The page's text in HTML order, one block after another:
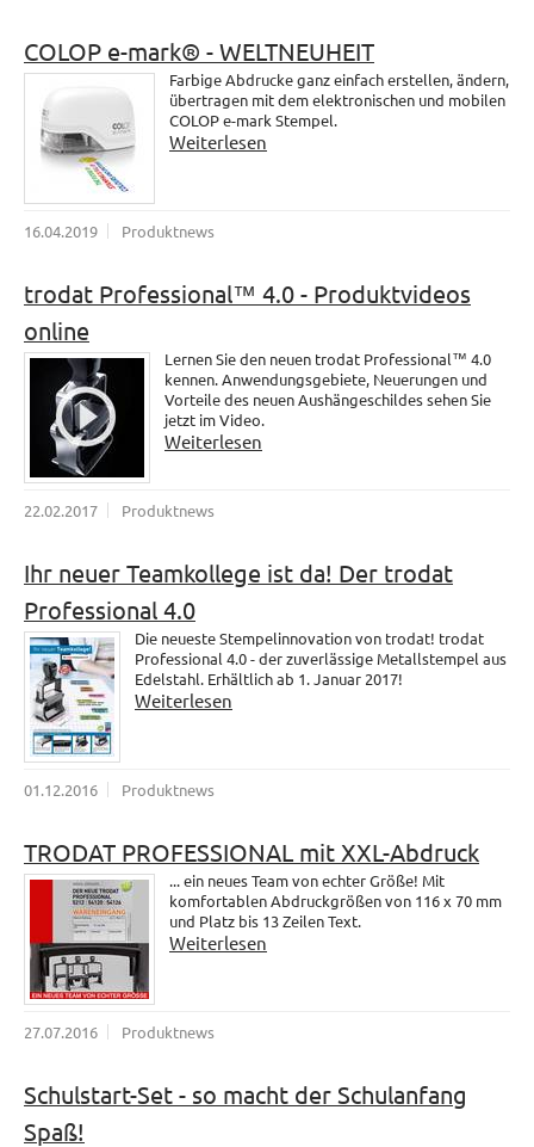
COLOP e-mark® - WELTNEUHEIT
Farbige Abdrucke ganz einfach erstellen, ändern,
übertragen mit dem elektronischen und mobilen
COLOP e-mark Stempel.
Weiterlesen
16.04.2019 Produktnews
trodat Professional™ 4.0 - Produktvideos
online
Lernen Sie den neuen trodat Professional™ 4.0
kennen. Anwendungsgebiete, Neuerungen und
Vorteile des neuen Aushängeschildes sehen Sie
jetzt im Video.
Weiterlesen
22.02.2017 Produktnews
Ihr neuer Teamkollege ist da! Der trodat
Professional 4.0
Die neueste Stempelinnovation von trodat! trodat
Professional 4.0 - der zuverlässige Metallstempel aus
Edelstahl. Erhältlich ab 1. Januar 2017!
Weiterlesen
01.12.2016 Produktnews
TRODAT PROFESSIONAL mit XXL-Abdruck
... ein neues Team von echter Größe! Mit
komfortablen Abdruckgrößen von 116 x 70 mm
und Platz bis 13 Zeilen Text.
Weiterlesen
27.07.2016 Produktnews
Schulstart-Set - so macht der Schulanfang
Spaß!